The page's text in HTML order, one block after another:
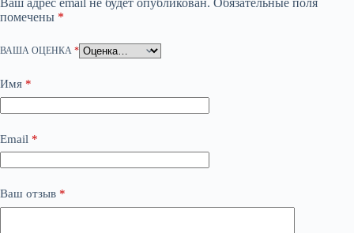
Ваш адрес email не будет опубликован. Обязательные поля
помечены *
ВАША ОЦЕНКА *
Имя *
Email *
Ваш отзыв *